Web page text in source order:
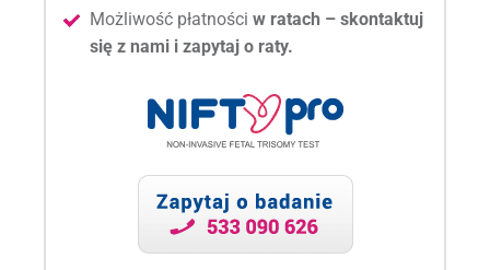
Możliwość płatności w ratach – skontaktuj
się z nami i zapytaj o raty.